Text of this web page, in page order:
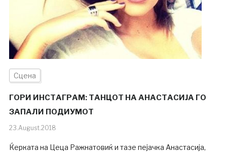
Сцена
ГОРИ ИНСТАГРАМ: ТАНЦОТ НА АНАСТАСИЈА ГО
ЗАПАЛИ ПОДИУМОТ
23.August.2018
Ќерката на Цеца Ражнатовиќ и тазе пејачка Анастасија,